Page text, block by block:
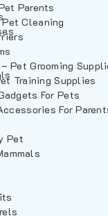
Parents
Cleaning
Pet Grooming
Training Supplies
For Pets
For
Pet